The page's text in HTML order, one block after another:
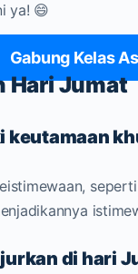
ya! 😄
Gabung Kelas
Hari Jumat
keutamaan
di hari